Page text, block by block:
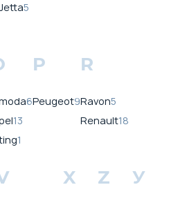
5
6
13
1
P
Peugeot9
R
Ravon5
Renault18
X Z У